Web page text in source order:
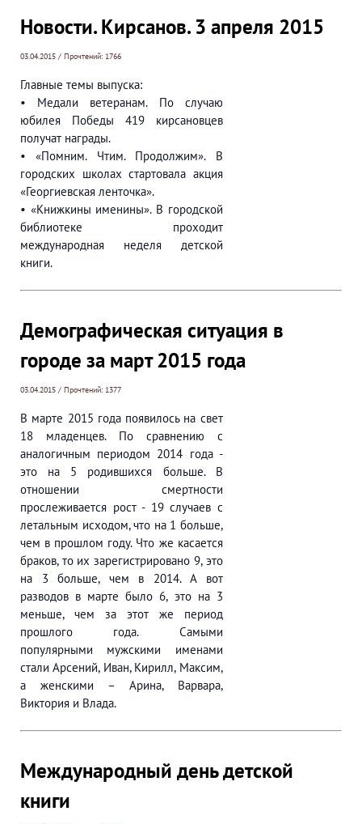
Новости. Кирсанов. 3 апреля 2015
03.04.2015 / Прочтений: 1766
Главные темы выпуска:
• Медали ветеранам. По случаю
юбилея Победы 419 кирсановцев
получат награды.
• «Помним. Чтим. Продолжим». В
городских школах стартовала акция
«Георгиевская ленточка».
• «Книжкины именины». В городской
библиотеке проходит
международная неделя детской
книги.
Демографическая ситуация в
городе за март 2015 года
03.04.2015 / Прочтений: 1377
В марте 2015 года появилось на свет
18 младенцев. По сравнению с
аналогичным периодом 2014 года -
это на 5 родившихся больше. В
отношении смертности
прослеживается рост - 19 случаев с
летальным исходом, что на 1 больше,
чем в прошлом году. Что же касается
браков, то их зарегистрировано 9, это
на 3 больше, чем в 2014. А вот
разводов в марте было 6, это на 3
меньше, чем за этот же период
прошлого года. Самыми
популярными мужскими именами
стали Арсений, Иван, Кирилл, Максим,
а женскими – Арина, Варвара,
Виктория и Влада.
Международный день детской
книги